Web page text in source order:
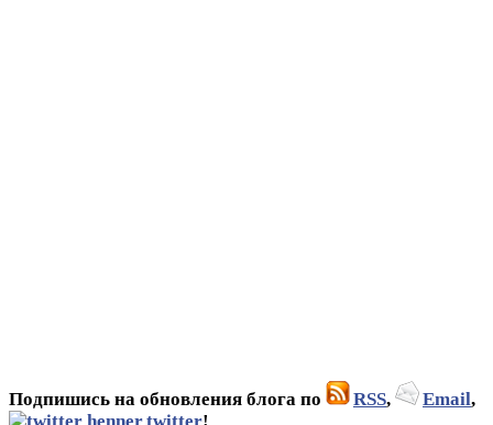
Подпишись на обновления блога по RSS, Email,